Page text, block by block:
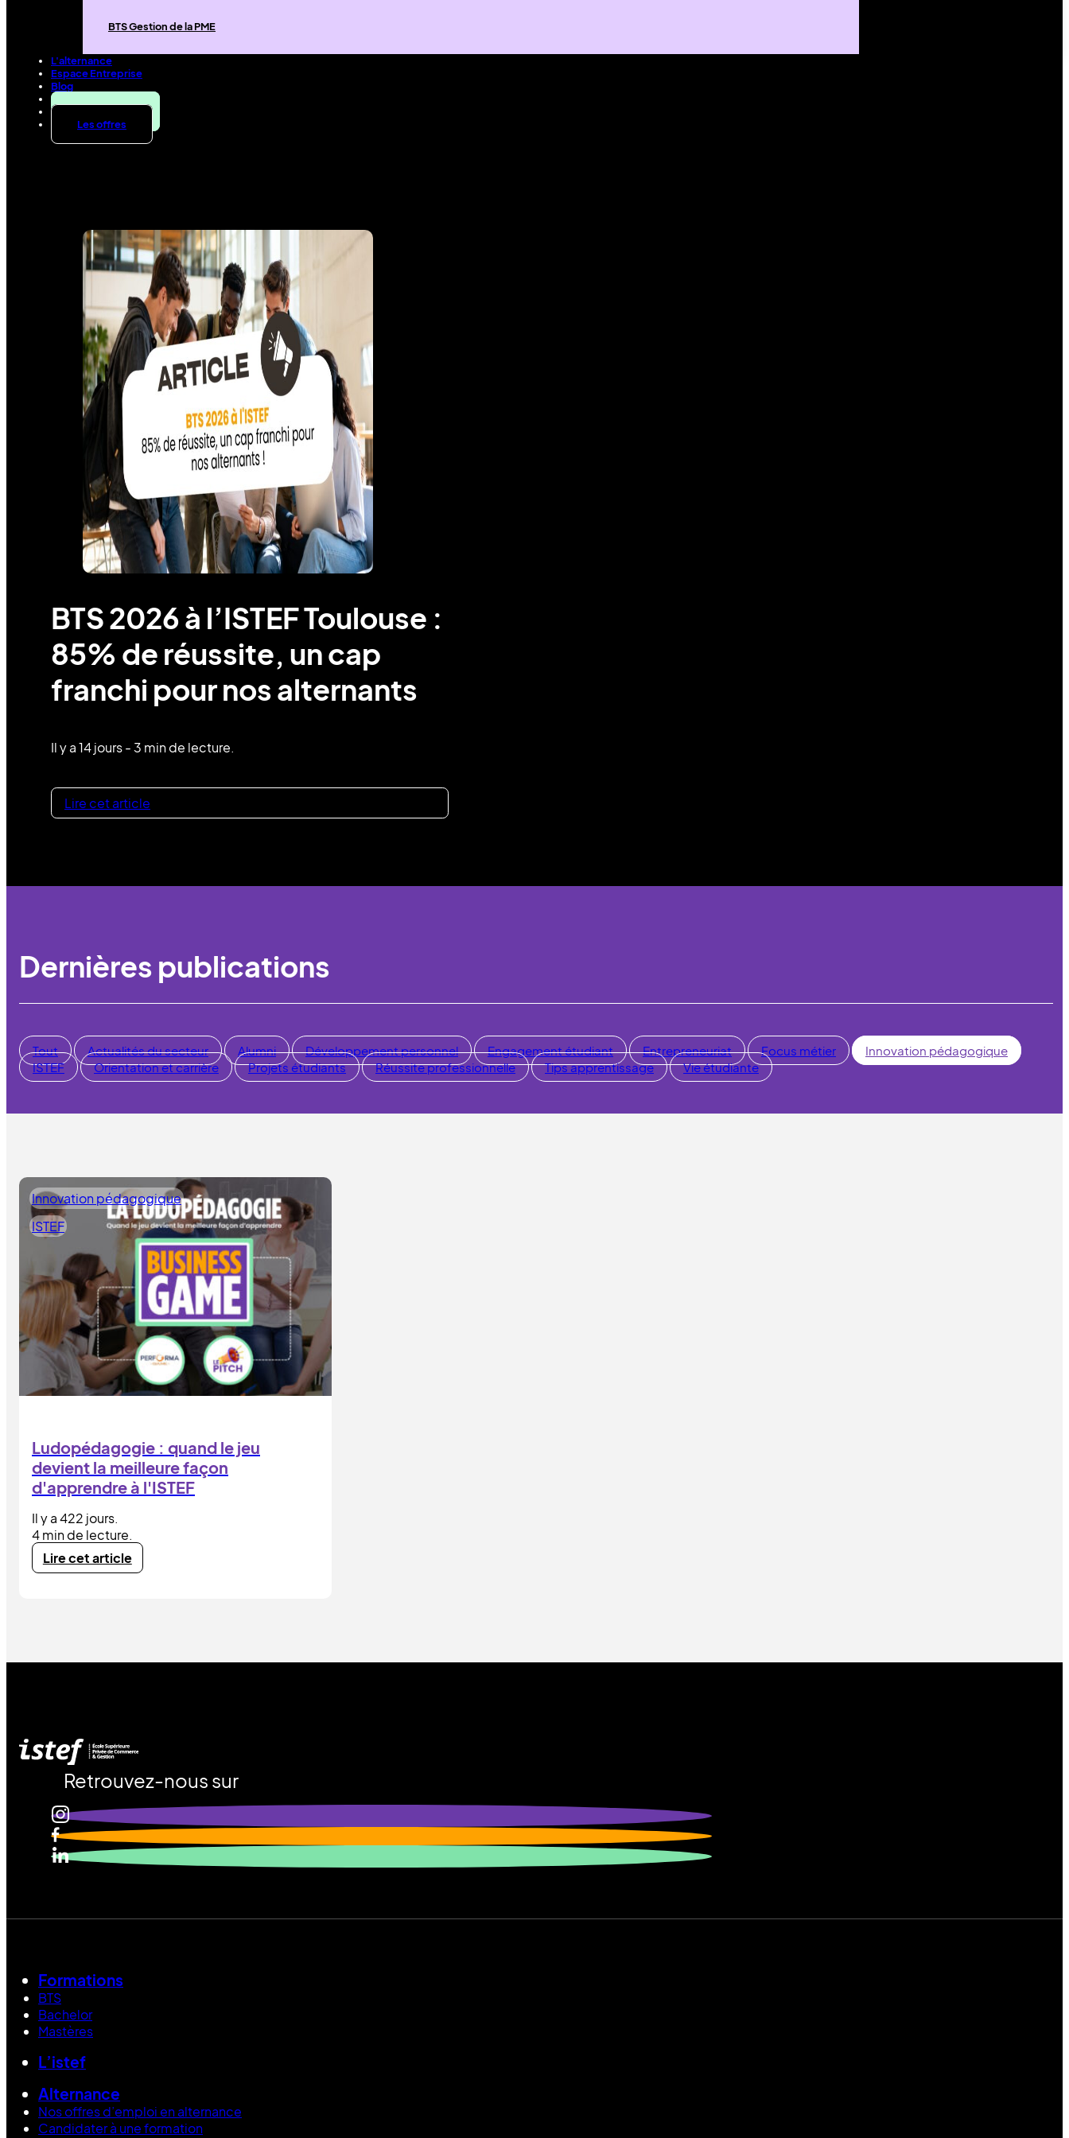
BTS Gestion de la PME
L'alternance
Espace Entreprise
Blog
Contact
Les offres
BTS 2026 à l’ISTEF Toulouse :
85% de réussite, un cap
franchi pour nos alternants
Il y a 14 jours - 3 min de lecture.
Lire cet article
Dernières publications
Tout Actualités du secteur Alumni Développement personnel Engagement étudiant Entrepreneuriat Focus métier
Innovation pédagogique
ISTEF
Orientation et carrière Projets étudiants Réussite professionnelle Tips apprentissage Vie étudiante
Innovation pédagogique
ISTEF
Ludopédagogie : quand le jeu
devient la meilleure façon
d'apprendre à l'ISTEF
Il y a 422 jours.
4 min de lecture.
Lire cet article
Retrouvez-nous sur
Formations
BTS
Bachelor
Mastères
L’istef
Alternance
Nos offres d’emploi en alternance
Candidater à une formation